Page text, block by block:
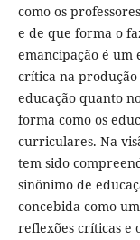
como os
e de que forma o
emancipação é
crítica na
educação quanto
forma como os
curriculares. Na
tem sido
sinônimo de
concebida como
reflexões críticas e